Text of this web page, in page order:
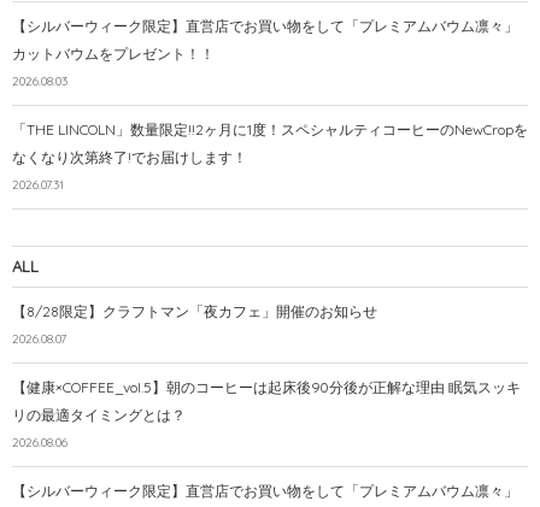
【シルバーウィーク限定】直営店でお買い物をして「プレミアムバウム凛々」
カットバウムをプレゼント！！
2026.08.03
「THE LINCOLN」数量限定!!2ヶ月に1度！スペシャルティコーヒーのNewCropを
なくなり次第終了!でお届けします！
2026.07.31
ALL
【8/28限定】クラフトマン「夜カフェ」開催のお知らせ
2026.08.07
【健康×COFFEE_vol.5】朝のコーヒーは起床後90分後が正解な理由 眠気スッキ
リの最適タイミングとは？
2026.08.06
【シルバーウィーク限定】直営店でお買い物をして「プレミアムバウム凛々」